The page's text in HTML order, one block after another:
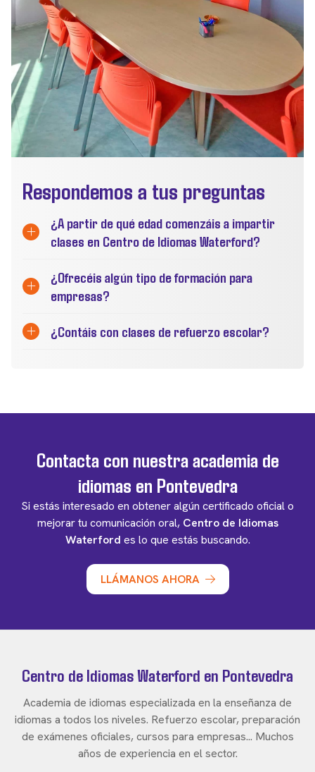
Respondemos a tus preguntas
¿A partir de qué edad comenzáis a impartir
clases en Centro de Idiomas Waterford?
¿Ofrecéis algún tipo de formación para
empresas?
¿Contáis con clases de refuerzo escolar?
Contacta con nuestra academia de
idiomas en Pontevedra
Si estás interesado en obtener algún certificado oficial o
mejorar tu comunicación oral, Centro de Idiomas
Waterford es lo que estás buscando.
LLÁMANOS AHORA
Centro de Idiomas Waterford en Pontevedra
Academia de idiomas especializada en la enseñanza de
idiomas a todos los niveles. Refuerzo escolar, preparación
de exámenes oficiales, cursos para empresas... Muchos
años de experiencia en el sector.